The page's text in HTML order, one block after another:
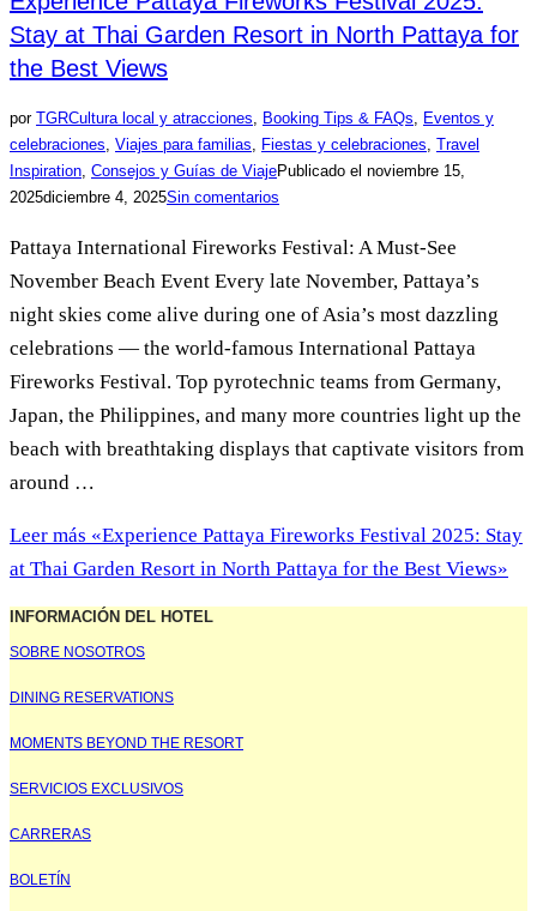
Stay at Thai Garden Resort in North Pattaya for
the Best Views
por TGRCultura local y atracciones, Booking Tips & FAQs, Eventos y
celebraciones, Viajes para familias, Fiestas y celebraciones, Travel
Inspiration, Consejos y Guías de ViajePublicado el noviembre 15,
2025diciembre 4, 2025Sin comentarios
Pattaya International Fireworks Festival: A Must-See
November Beach Event Every late November, Pattaya’s
night skies come alive during one of Asia’s most dazzling
celebrations — the world-famous International Pattaya
Fireworks Festival. Top pyrotechnic teams from Germany,
Japan, the Philippines, and many more countries light up the
beach with breathtaking displays that captivate visitors from
around …
Leer más «Experience Pattaya Fireworks Festival 2025: Stay
at Thai Garden Resort in North Pattaya for the Best Views»
INFORMACIÓN DEL HOTEL
SOBRE NOSOTROS
DINING RESERVATIONS
MOMENTS BEYOND THE RESORT
SERVICIOS EXCLUSIVOS
CARRERAS
BOLETÍN